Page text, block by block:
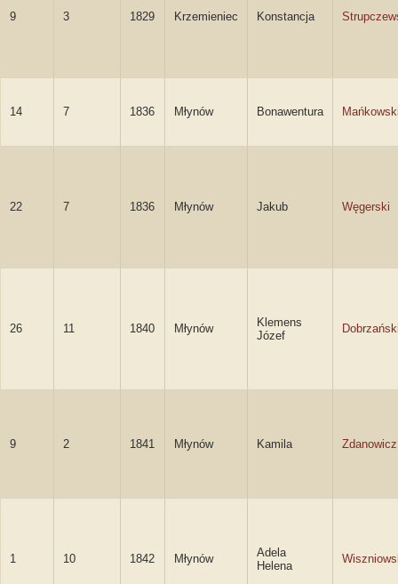
9 3 1829 Krzemieniec Konstancja
14 7 1836 Młynów Bonawentura
22 7 1836 Młynów Jakub Węgerski
26 11 1840 Młynów
Klemens
Józef
9 2 1841 Młynów Kamila Zdanowicz
1 10 1842 Młynów
Adela
Helena